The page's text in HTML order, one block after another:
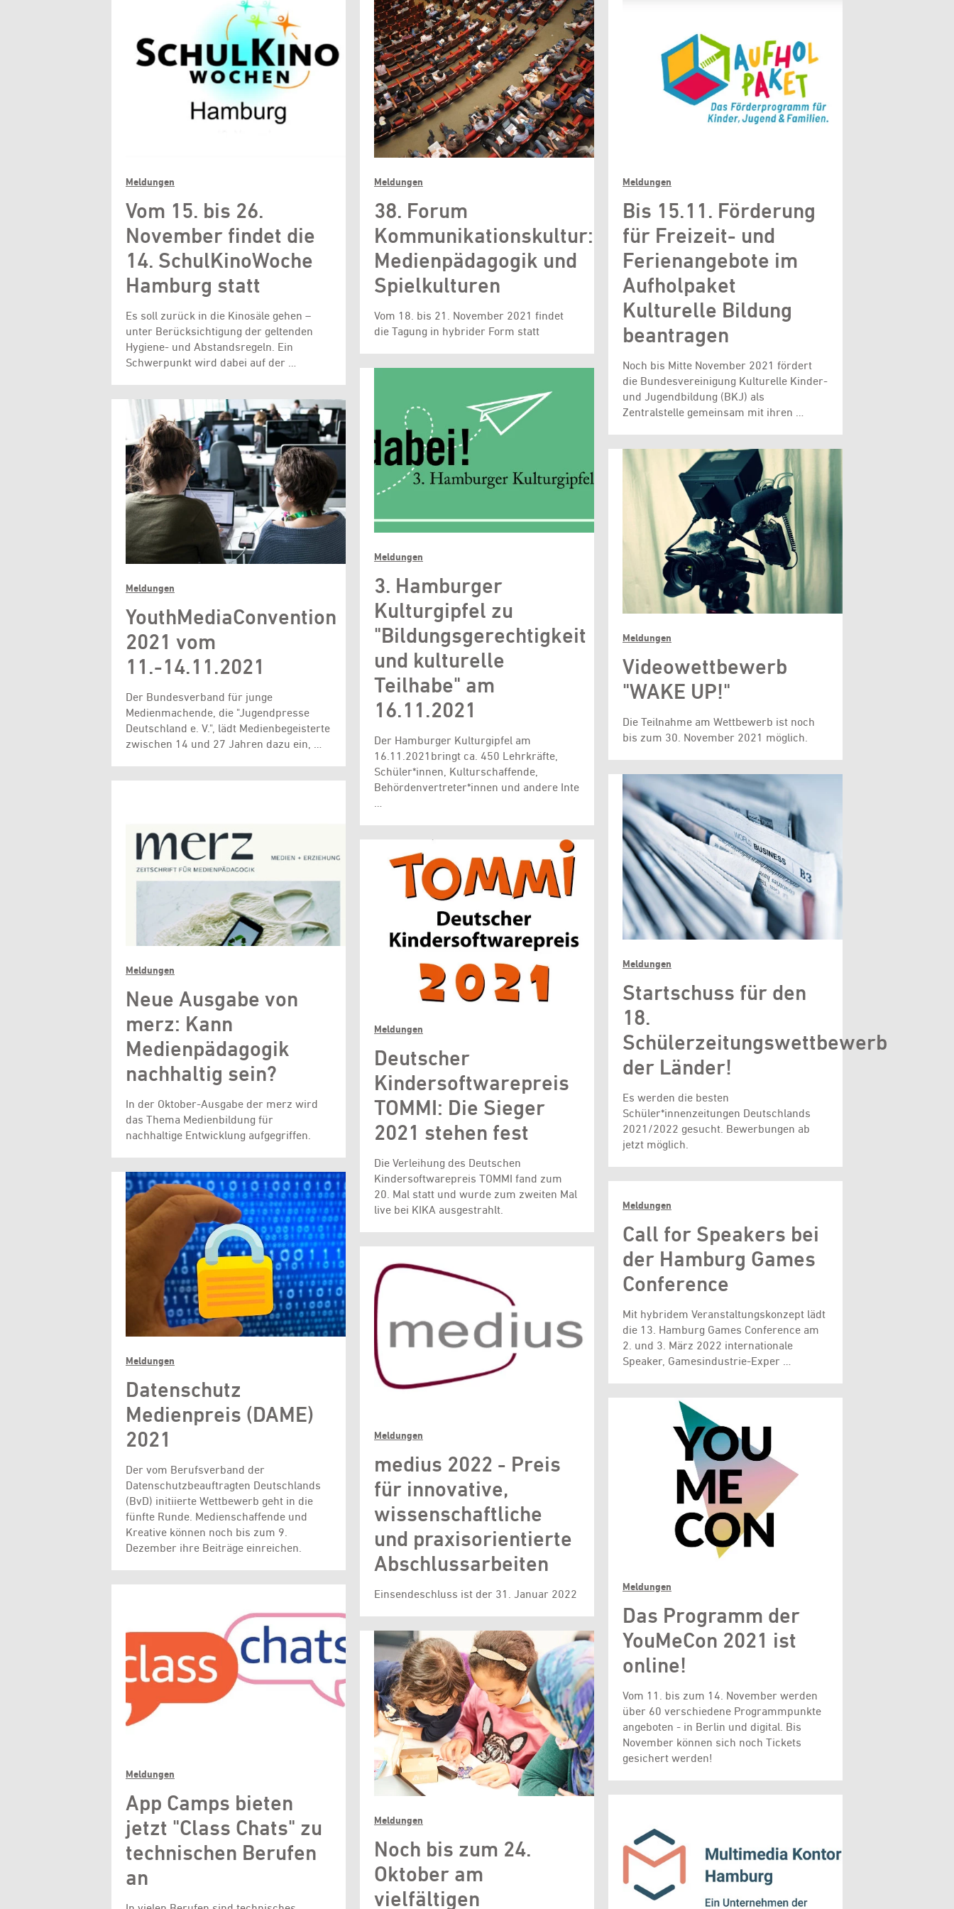
Meldungen
Vom 15. bis 26.
November findet die
14. SchulKinoWoche
Hamburg statt
Es soll zurück in die Kinosäle gehen –
unter Berücksichtigung der geltenden
Hygiene- und Abstandsregeln. Ein
Schwerpunkt wird dabei auf der …
Meldungen
38. Forum
Kommunikationskultur:
Medienpädagogik und
Spielkulturen
Vom 18. bis 21. November 2021 findet
die Tagung in hybrider Form statt
Meldungen
Bis 15.11. Förderung
für Freizeit- und
Ferienangebote im
Aufholpaket
Kulturelle Bildung
beantragen
Noch bis Mitte November 2021 fördert
die Bundesvereinigung Kulturelle Kinder-
und Jugendbildung (BKJ) als
Zentralstelle gemeinsam mit ihren …
Meldungen
3. Hamburger
Kulturgipfel zu
"Bildungsgerechtigkeit
und kulturelle
Teilhabe" am
16.11.2021
Der Hamburger Kulturgipfel am
16.11.2021bringt ca. 450 Lehrkräfte,
Schüler*innen, Kulturschaffende,
Behörden­vertreter*innen und andere Inte
…
Meldungen
YouthMediaConvention
2021 vom
11.-14.11.2021
Der Bundesverband für junge
Medienmachende, die "Jugendpresse
Deutschland e. V.", lädt Medienbegeisterte
zwischen 14 und 27 Jahren dazu ein, …
Meldungen
Videowettbewerb
"WAKE UP!"
Die Teilnahme am Wettbewerb ist noch
bis zum 30. November 2021 möglich.
Meldungen
Startschuss für den
18.
Schülerzeitungswettbewerb
der Länder!
Es werden die besten
Schüler*innenzeitungen Deutschlands
2021/2022 gesucht. Bewerbungen ab
jetzt möglich.
Meldungen
Neue Ausgabe von
merz: Kann
Medienpädagogik
nachhaltig sein?
In der Oktober-Ausgabe der merz wird
das Thema Medienbildung für
nachhaltige Entwicklung aufgegriffen.
Meldungen
Deutscher
Kindersoftwarepreis
TOMMI: Die Sieger
2021 stehen fest
Die Verleihung des Deutschen
Kindersoftwarepreis TOMMI fand zum
20. Mal statt und wurde zum zweiten Mal
live bei KIKA ausgestrahlt.
Meldungen
Datenschutz
Medienpreis (DAME)
2021
Der vom Berufsverband der
Datenschutzbeauftragten Deutschlands
(BvD) initiierte Wettbewerb geht in die
fünfte Runde. Medienschaffende und
Kreative können noch bis zum 9.
Dezember ihre Beiträge einreichen.
Meldungen
Call for Speakers bei
der Hamburg Games
Conference
Mit hybridem Veranstaltungskonzept lädt
die 13. Hamburg Games Conference am
2. und 3. März 2022 internationale
Speaker, Gamesindustrie-Exper …
Meldungen
medius 2022 - Preis
für innovative,
wissenschaftliche
und praxisorientierte
Abschlussarbeiten
Einsendeschluss ist der 31. Januar 2022
Meldungen
Das Programm der
YouMeCon 2021 ist
online!
Vom 11. bis zum 14. November werden
über 60 verschiedene Programmpunkte
angeboten - in Berlin und digital. Bis
November können sich noch Tickets
gesichert werden!
Meldungen
App Camps bieten
jetzt "Class Chats" zu
technischen Berufen
an
Meldungen
Noch bis zum 24.
Oktober am
vielfältigen